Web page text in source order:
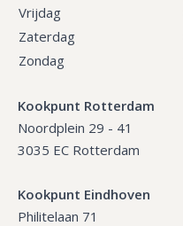
Vrijdag
Zaterdag
Zondag
Kookpunt Rotterdam
Noordplein 29 - 41
3035 EC Rotterdam
Kookpunt Eindhoven
Philitelaan 71